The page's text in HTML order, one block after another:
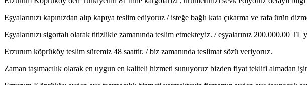
Eşyalarınızı kapınızdan alıp kapıya teslim ediyoruz / isteğe bağlı kata çıkarma ve rafa ürün
Eşyalarınızı sigortalı olarak titizlikle zamanında teslim etmekteyiz. / eşyalarınız 200.000.00 TL
Erzurum köprüköy teslim süremiz 48 saattir. / biz zamanında teslimat sözü veriyoruz.
Zaman taşımacılık olarak en uygun en kaliteli hizmeti sunuyoruz bizden fiyat teklifi almadan